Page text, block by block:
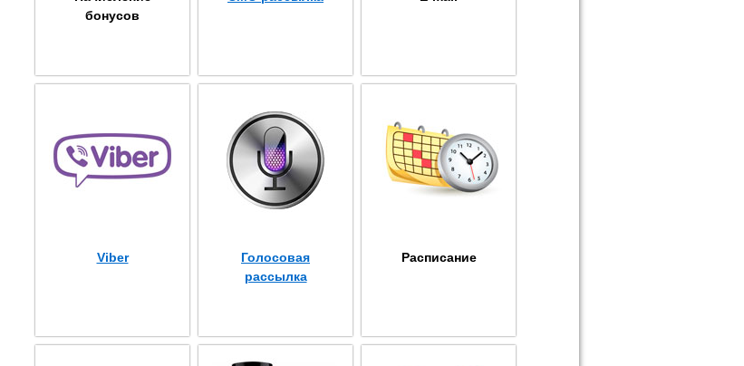
бонусов
Viber
Голосовая
рассылка
Расписание